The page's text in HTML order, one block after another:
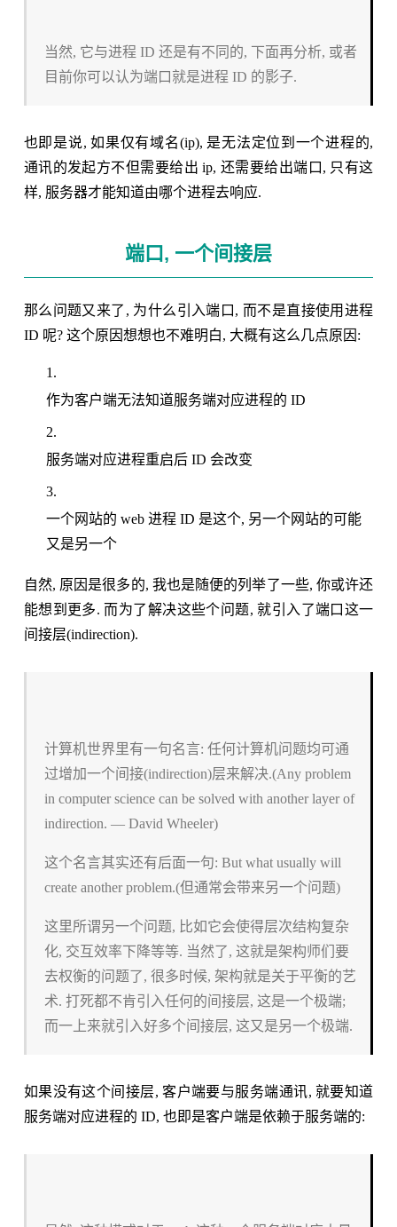
当然, 它与进程 ID 还是有不同的, 下面再分析, 或者
目前你可以认为端口就是进程 ID 的影子.
也即是说, 如果仅有域名(ip), 是无法定位到一个进程的,
通讯的发起方不但需要给出 ip, 还需要给出端口, 只有这
样, 服务器才能知道由哪个进程去响应.
端口, 一个间接层
那么问题又来了, 为什么引入端口, 而不是直接使用进程
ID 呢? 这个原因想想也不难明白, 大概有这么几点原因:
作为客户端无法知道服务端对应进程的 ID
服务端对应进程重启后 ID 会改变
一个网站的 web 进程 ID 是这个, 另一个网站的可能
又是另一个
自然, 原因是很多的, 我也是随便的列举了一些, 你或许还
能想到更多. 而为了解决这些个问题, 就引入了端口这一
间接层(indirection).
计算机世界里有一句名言: 任何计算机问题均可通
过增加一个间接(indirection)层来解决.(Any problem
in computer science can be solved with another layer of
indirection. — David Wheeler)
这个名言其实还有后面一句: But what usually will
create another problem.(但通常会带来另一个问题)
这里所谓另一个问题, 比如它会使得层次结构复杂
化, 交互效率下降等等. 当然了, 这就是架构师们要
去权衡的问题了, 很多时候, 架构就是关于平衡的艺
术. 打死都不肯引入任何的间接层, 这是一个极端;
而一上来就引入好多个间接层, 这又是另一个极端.
如果没有这个间接层, 客户端要与服务端通讯, 就要知道
服务端对应进程的 ID, 也即是客户端是依赖于服务端的: